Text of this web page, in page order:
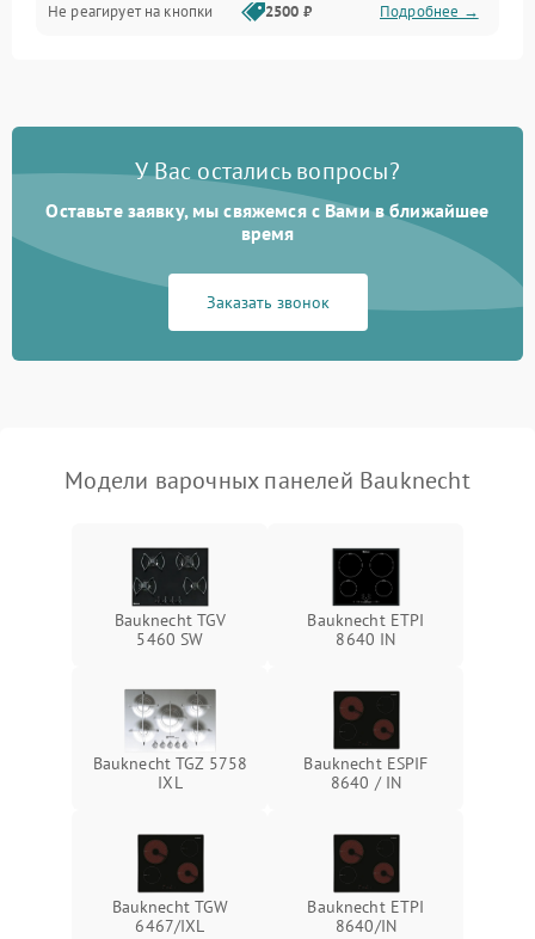
Не реагирует на кнопки 2500 ₽ Подробнее →
У Вас остались вопросы?
Оставьте заявку, мы свяжемся с Вами в ближайшее
время
Заказать звонок
Модели варочных панелей Bauknecht
Bauknecht TGV
5460 SW
Bauknecht ETPI
8640 IN
Bauknecht TGZ 5758
IXL
Bauknecht ESPIF
8640 / IN
Bauknecht TGW
6467/IXL
Bauknecht ETPI
8640/IN